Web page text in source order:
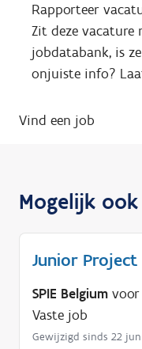
Rapporteer
Zit deze vacature
jobdatabank, is
onjuiste info?
Vind een job
Mogelijk
Junior Project
SPIE Belgium
Vaste job
Gewijzigd sinds 22